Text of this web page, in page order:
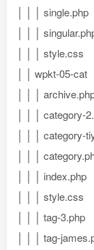
│ │ │ single.php
│ │ │
│ │ │ style.css
│ │ wpkt-05-cat
│ │ │
│ │ │ category-
│ │ │ category-
│ │ │
│ │ │ index.php
│ │ │ style.css
│ │ │ tag-3.php
│ │ │ tag-